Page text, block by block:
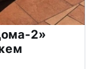
2»